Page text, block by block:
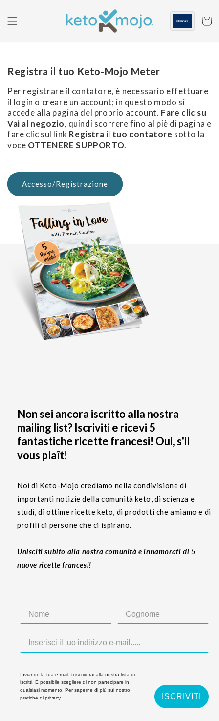
contenuto
Carrello
Registra il tuo Keto-Mojo Meter
Per registrare il contatore, è necessario effettuare
il login o creare un account; in questo modo si
accede alla pagina del proprio account. Fare clic su
Vai al negozio, quindi scorrere fino al piè di pagina e
fare clic sul link Registra il tuo contatore sotto la
voce OTTENERE SUPPORTO.
Accesso/Registrazione
Non sei ancora iscritto alla nostra
mailing list? Iscriviti e ricevi 5
fantastiche ricette francesi! Oui, s'il
vous plaît!
Noi di Keto-Mojo crediamo nella condivisione di
importanti notizie della comunità keto, di scienza e
studi, di ottime ricette keto, di prodotti che amiamo e di
profili di persone che ci ispirano.
Unisciti subito alla nostra comunità e innamorati di 5
nuove ricette francesi!
Inviando la tua e-mail, ti iscriverai alla nostra lista di
iscritti. È possibile scegliere di non partecipare in
qualsiasi momento. Per saperne di più sul nostro
pratiche di privacy. ISCRIVITI